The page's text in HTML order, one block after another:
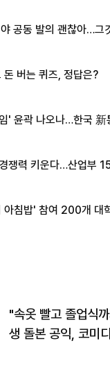
공동 발의 괜찮아…그
버는 퀴즈, 정답은?
' 윤곽 나오나…한국 新
쟁력 키운다…산업부
아침밥' 참여 200개 대
"속옷 빨고 졸업식
생 돌본 공익, 코미